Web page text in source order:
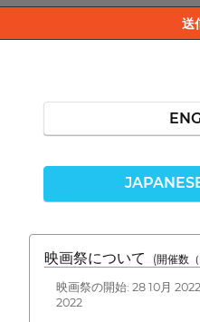
送
映画祭について (開催数
映画祭の開始: 28 10月
2022